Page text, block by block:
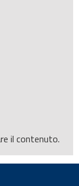
il contenuto.